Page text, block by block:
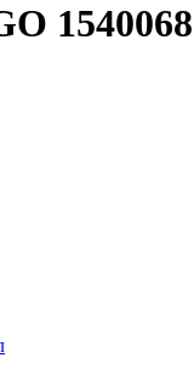
1540068